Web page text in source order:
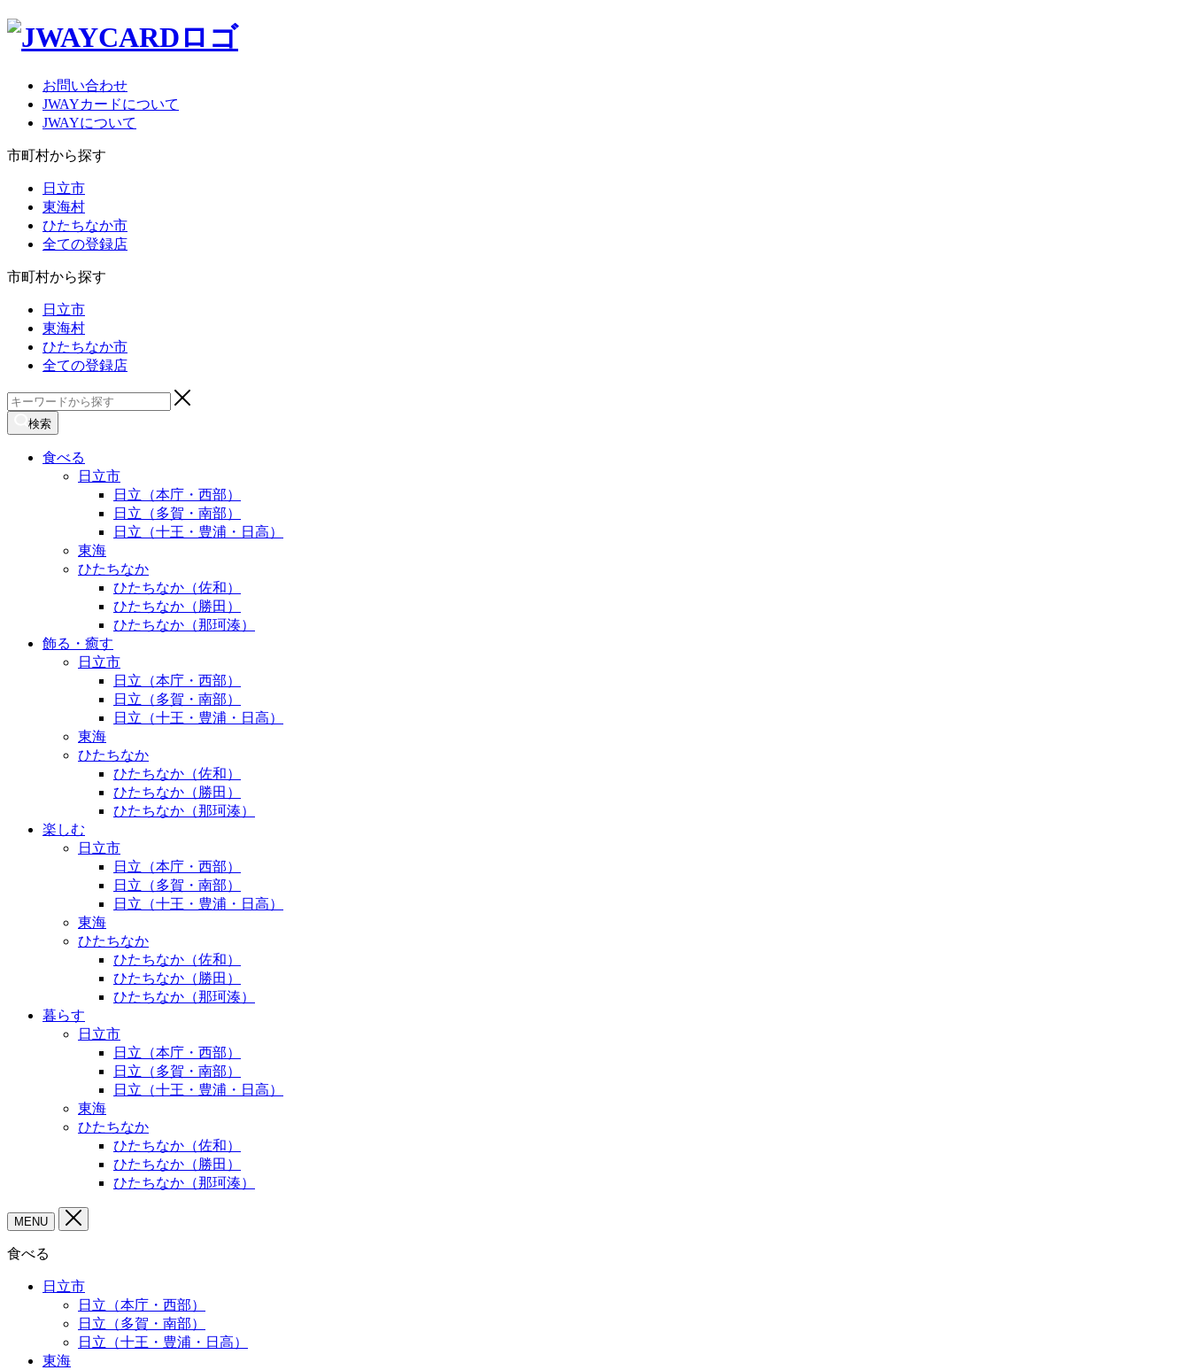
お問い合わせ
JWAYカードについて
JWAYについて
市町村から探す
日立市
東海村
ひたちなか市
全ての登録店
市町村から探す
日立市
東海村
ひたちなか市
全ての登録店
検
索:
検索
食べる
日立市
日立（本庁・西部）
日立（多賀・南部）
日立（十王・豊浦・日高）
東海
ひたちなか
ひたちなか（佐和）
ひたちなか（勝田）
ひたちなか（那珂湊）
飾る・癒す
日立市
日立（本庁・西部）
日立（多賀・南部）
日立（十王・豊浦・日高）
東海
ひたちなか
ひたちなか（佐和）
ひたちなか（勝田）
ひたちなか（那珂湊）
楽しむ
日立市
日立（本庁・西部）
日立（多賀・南部）
日立（十王・豊浦・日高）
東海
ひたちなか
ひたちなか（佐和）
ひたちなか（勝田）
ひたちなか（那珂湊）
暮らす
日立市
日立（本庁・西部）
日立（多賀・南部）
日立（十王・豊浦・日高）
東海
ひたちなか
ひたちなか（佐和）
ひたちなか（勝田）
ひたちなか（那珂湊）
MENU
食べる
日立市
日立（本庁・西部）
日立（多賀・南部）
日立（十王・豊浦・日高）
東海